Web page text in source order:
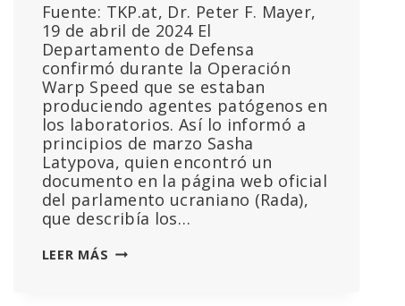
Fuente: TKP.at, Dr. Peter F. Mayer,
19 de abril de 2024 El
Departamento de Defensa
confirmó durante la Operación
Warp Speed que se estaban
produciendo agentes patógenos en
los laboratorios. Así lo informó a
principios de marzo Sasha
Latypova, quien encontró un
documento en la página web oficial
del parlamento ucraniano (Rada),
que describía los…
LEER MÁS LOS